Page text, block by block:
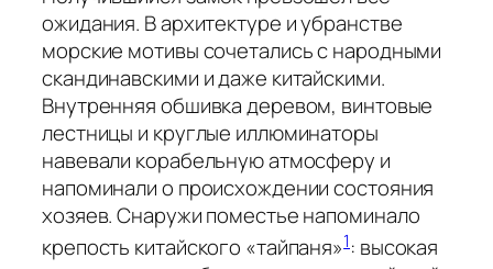
ожидания. В архитектуре и убранстве
морские мотивы сочетались с народными
скандинавскими и даже китайскими.
Внутренняя обшивка деревом, винтовые
лестницы и круглые иллюминаторы
навевали корабельную атмосферу и
напоминали о происхождении состояния
хозяев. Снаружи поместье напоминало
крепость китайского «тайпаня»1: высокая